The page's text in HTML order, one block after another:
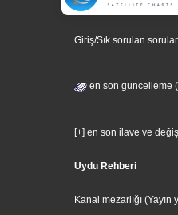
Giriş/Sık sorulan sorular
en son guncelleme
[+] en son ilave ve
Uydu Rehberi
Kanal mezarlığı